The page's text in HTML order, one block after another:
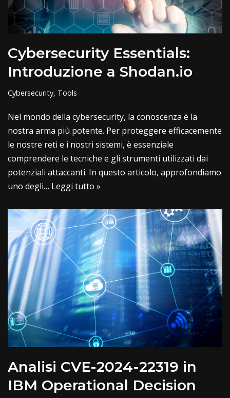
Cybersecurity Essentials:
Introduzione a Shodan.io
Cybersecurity, Tools
Nel mondo della cybersecurity, la conoscenza è la
nostra arma più potente. Per proteggere efficacemente
le nostre reti e i nostri sistemi, è essenziale
comprendere le tecniche e gli strumenti utilizzati dai
potenziali attaccanti. In questo articolo, approfondiamo
uno degli… Leggi tutto »
Analisi CVE-2024-22319 in
IBM Operational Decision